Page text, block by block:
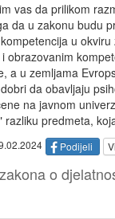
vas da prilikom
da u zakonu budu
u
obrazovanim
a u zemljama
da obavljaju
na javnom
predmeta,
Podijeli
o